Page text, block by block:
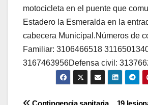
motocicleta en el puente que
Estadero la Esmeralda en la
cabecera Municipal.Números de
Familiar: 3106466518
3167463956Defensa civil:
19
Contingencia sanitaria